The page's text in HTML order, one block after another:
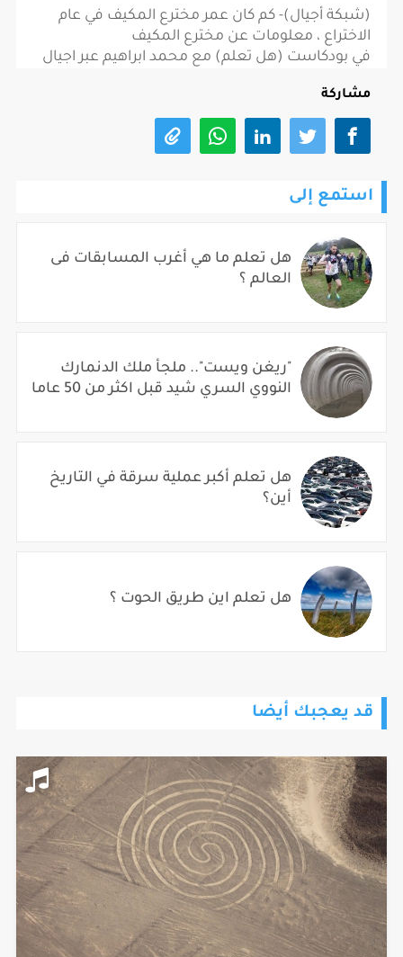
(شبكة أجيال)- كم كان عمر مخترع المكيف في عام
الاختراع ، معلومات عن مخترع المكيف
في بودكاست (هل تعلم) مع محمد ابراهيم عبر اجيال
مشاركة
استمع إلى
هل تعلم ما هي أغرب المسابقات فى
العالم ؟
"ريغن ويست".. ملجأ ملك الدنمارك
النووي السري شيد قبل اكثر من 50 عاما
هل تعلم أكبر عملية سرقة في التاريخ
أين؟
هل تعلم اين طريق الحوت ؟
قد يعجبك أيضا